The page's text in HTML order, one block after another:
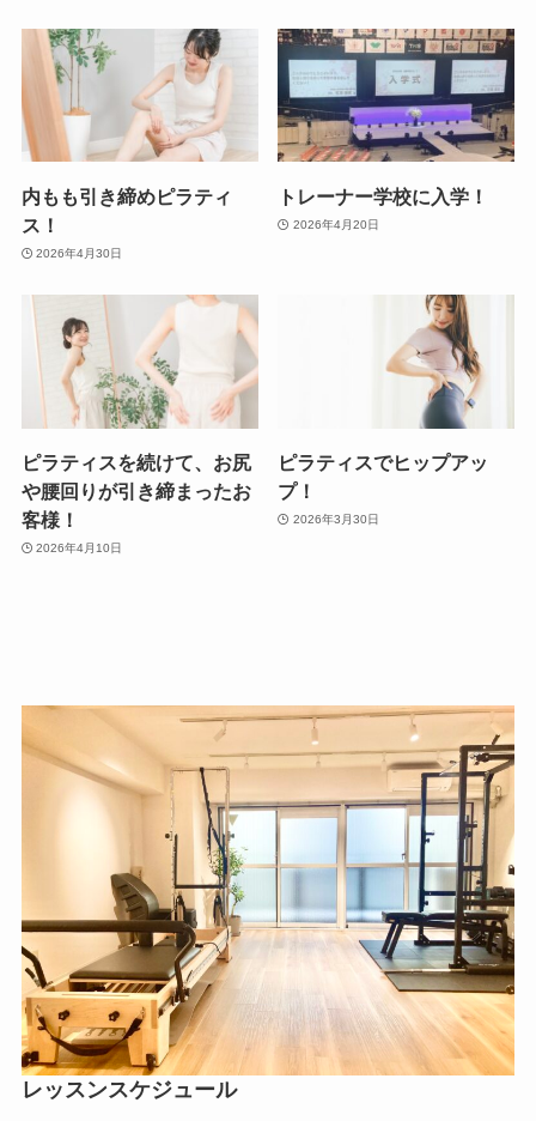
内もも引き締めピラティ
ス！
2026年4月30日
トレーナー学校に入学！
2026年4月20日
ピラティスを続けて、お尻
や腰回りが引き締まったお
客様！
2026年4月10日
ピラティスでヒップアッ
プ！
2026年3月30日
レッスンスケジュール